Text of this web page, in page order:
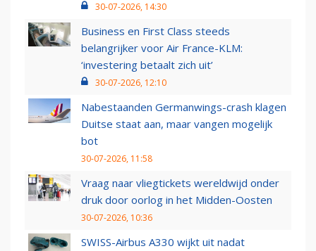
30-07-2026, 14:30
Business en First Class steeds
belangrijker voor Air France-KLM:
‘investering betaalt zich uit’
30-07-2026, 12:10
Nabestaanden Germanwings-crash klagen
Duitse staat aan, maar vangen mogelijk
bot
30-07-2026, 11:58
Vraag naar vliegtickets wereldwijd onder
druk door oorlog in het Midden-Oosten
30-07-2026, 10:36
SWISS-Airbus A330 wijkt uit nadat